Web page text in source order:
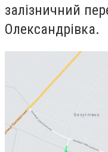
залізничний
Олександрівка.